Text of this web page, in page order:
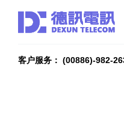
客户服务： (00886)-982-